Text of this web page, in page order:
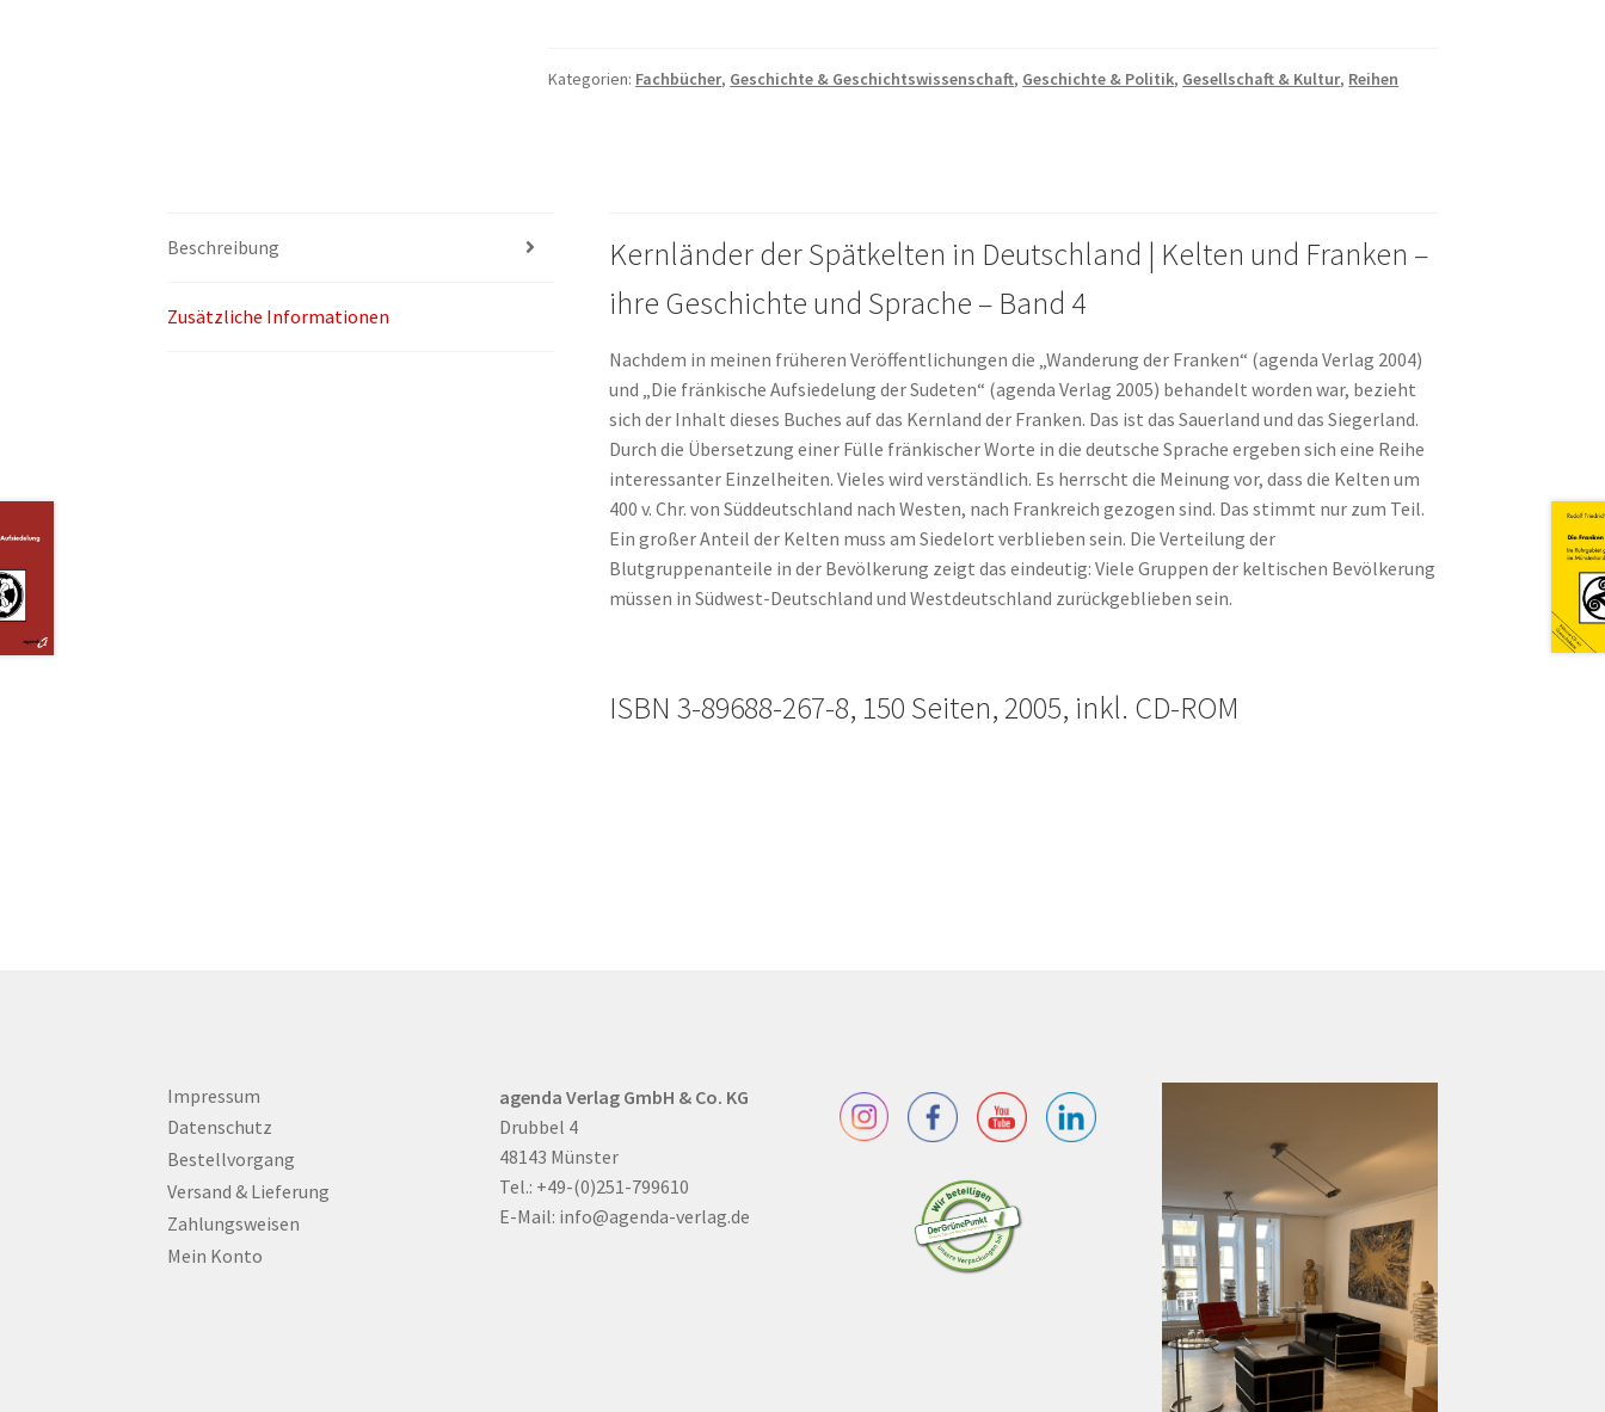
Siegerland
Kategorien: Fachbücher, Geschichte & Geschichtswissenschaft, Geschichte & Politik, Gesellschaft & Kultur, Reihen
Beschreibung
Zusätzliche Informationen
Kernländer der Spätkelten in Deutschland | Kelten und Franken –
ihre Geschichte und Sprache – Band 4
Nachdem in meinen früheren Veröffentlichungen die „Wanderung der Franken“ (agenda Verlag 2004)
und „Die fränkische Aufsiedelung der Sudeten“ (agenda Verlag 2005) behandelt worden war, bezieht
sich der Inhalt dieses Buches auf das Kernland der Franken. Das ist das Sauerland und das Siegerland.
Durch die Übersetzung einer Fülle fränkischer Worte in die deutsche Sprache ergeben sich eine Reihe
interessanter Einzelheiten. Vieles wird verständlich. Es herrscht die Meinung vor, dass die Kelten um
400 v. Chr. von Süddeutschland nach Westen, nach Frankreich gezogen sind. Das stimmt nur zum Teil.
Ein großer Anteil der Kelten muss am Siedelort verblieben sein. Die Verteilung der
Blutgruppenanteile in der Bevölkerung zeigt das eindeutig: Viele Gruppen der keltischen Bevölkerung
müssen in Südwest-Deutschland und Westdeutschland zurückgeblieben sein.
ISBN 3-89688-267-8, 150 Seiten, 2005, inkl. CD-ROM
Impressum
Datenschutz
Bestellvorgang
Versand & Lieferung
Zahlungsweisen
Mein Konto
agenda Verlag GmbH & Co. KG
Drubbel 4
48143 Münster
Tel.: +49-(0)251-799610
E-Mail: info@agenda-verlag.de